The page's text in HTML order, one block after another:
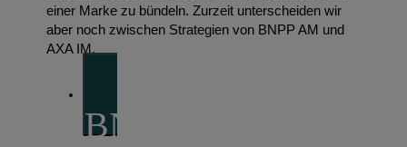
einer Marke zu bündeln. Zurzeit unterscheiden wir
aber noch zwischen Strategien von BNPP AM und
AXA IM.
BNP Paribas Asset